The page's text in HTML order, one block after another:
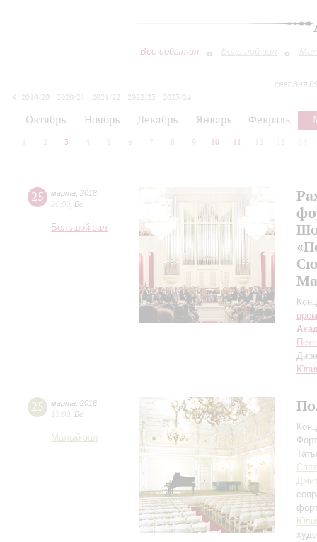
Все события Большой зал
сегодня
2019/20
2020/21 2021/22 2022/23
2023/24
Октябрь Ноябрь Декабрь Январь Февраль
2 3 4 5 6 7 8 9 10 11 12 13 14
25 марта
2018
20:00 Вс
Большой зал
25 марта
2018
15:00 Вс
Малый зал